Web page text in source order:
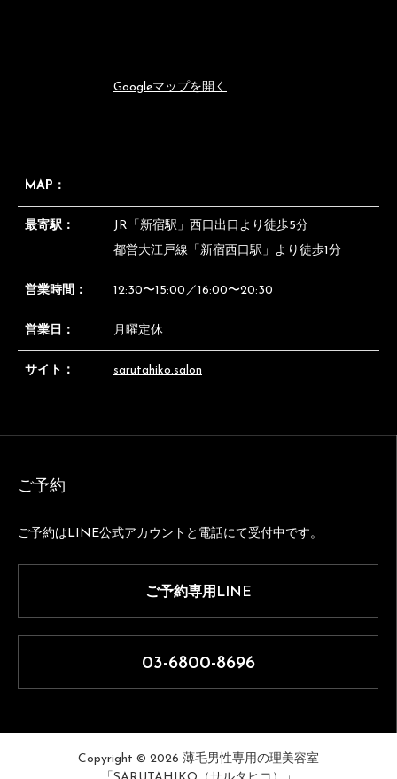
MAP：
Googleマップを開く
最寄駅：
JR「新宿駅」西口出口より徒歩5分
都営大江戸線「新宿西口駅」より徒歩1分
営業時間： 12:30〜15:00／16:00〜20:30
営業日： 月曜定休
サイト： sarutahiko.salon
ご予約
ご予約はLINE公式アカウントと電話にて受付中です。
ご予約専用LINE
03-6800-8696
Copyright © 2026 薄毛男性専用の理美容室